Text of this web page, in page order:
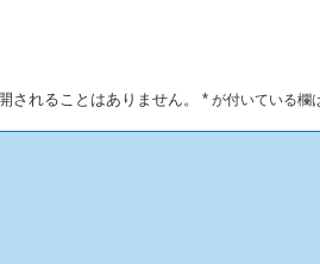
されることはありません。 * が付いている欄